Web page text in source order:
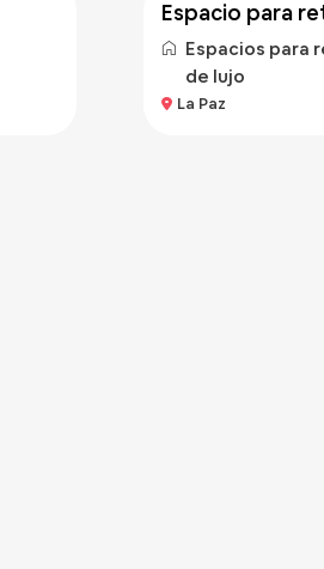
espacio para
Espacios para
de lujo
La Paz